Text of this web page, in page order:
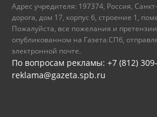
Адрес учредителя: 197374, Россия,
дорога, дом 17, корпус 6, строение 1,
Пожалуйста, все пожелания и претензии
опубликованном на Газета.СПб,
электронной почте.
По вопросам рекламы: +7 (812)
reklama@gazeta.spb.ru